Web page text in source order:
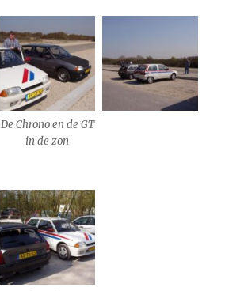
De Chrono en de GT
in de zon